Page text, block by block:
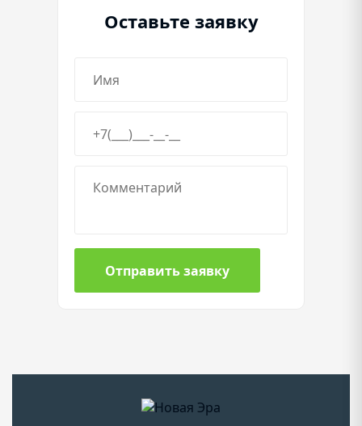
Оставьте заявку
Отправить заявку